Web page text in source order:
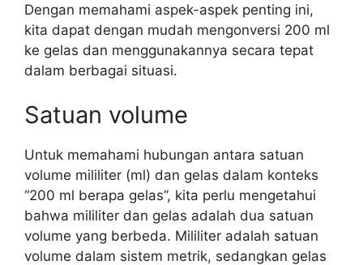
Dengan memahami aspek-aspek penting ini,
kita dapat dengan mudah mengonversi 200 ml
ke gelas dan menggunakannya secara tepat
dalam berbagai situasi.
Satuan volume
Untuk memahami hubungan antara satuan
volume mililiter (ml) dan gelas dalam konteks
“200 ml berapa gelas”, kita perlu mengetahui
bahwa mililiter dan gelas adalah dua satuan
volume yang berbeda. Mililiter adalah satuan
volume dalam sistem metrik, sedangkan gelas